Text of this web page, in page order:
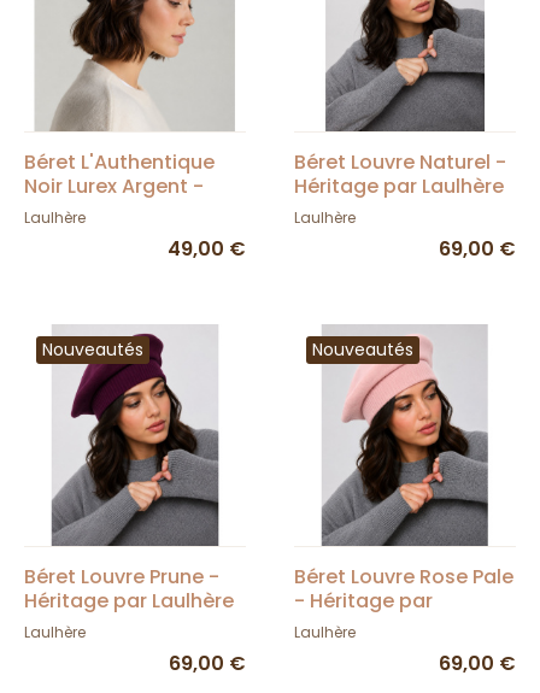
Béret L'Authentique
Noir Lurex Argent -
Héritage par Laulhère
Laulhère
49,00 €
Béret Louvre Naturel -
Héritage par Laulhère
Laulhère
69,00 €
Nouveautés
Béret Louvre Prune -
Héritage par Laulhère
Laulhère
69,00 €
Nouveautés
Béret Louvre Rose Pale
- Héritage par
Laulhère
Laulhère
69,00 €